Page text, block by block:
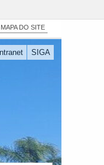
MAPA DO SITE
SIGA